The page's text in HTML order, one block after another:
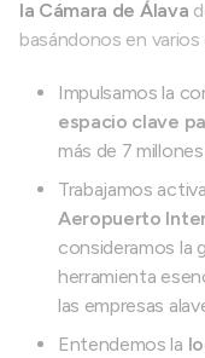
la Cámara de Álava
basándonos en
Impulsamos la
espacio clave
más de 7
Trabajamos
Aeropuerto
consideramos la
herramienta
las empresas
Entendemos la